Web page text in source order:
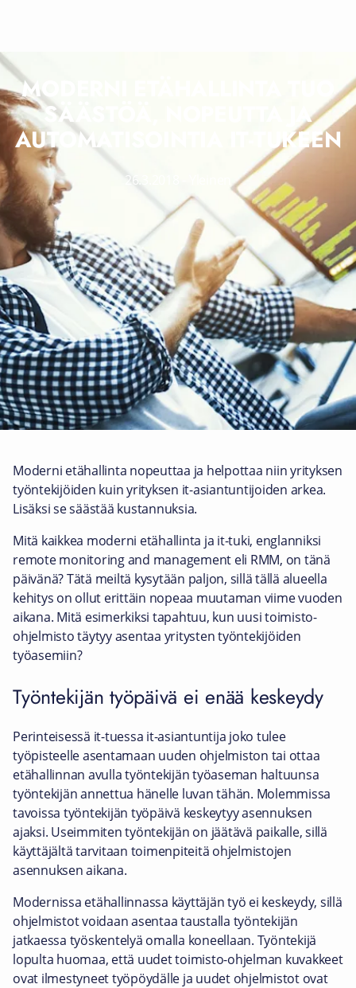
MODERNI ETÄHALLINTA TUO
SÄÄSTÖÄ, NOPEUTTA JA
AUTOMATISOINTIA IT-TUKEEN
26.3.2018
Moderni etähallinta nopeuttaa ja helpottaa niin yrityksen
työntekijöiden kuin yrityksen it-asiantuntijoiden arkea.
Lisäksi se säästää kustannuksia.
Mitä kaikkea moderni etähallinta ja it-tuki, englanniksi
remote monitoring and management eli RMM, on tänä
päivänä? Tätä meiltä kysytään paljon, sillä tällä alueella
kehitys on ollut erittäin nopeaa muutaman viime vuoden
aikana. Mitä esimerkiksi tapahtuu, kun uusi toimisto-
ohjelmisto täytyy asentaa yritysten työntekijöiden
työasemiin?
Työntekijän työpäivä ei enää keskeydy
Perinteisessä it-tuessa it-asiantuntija joko tulee
työpisteelle asentamaan uuden ohjelmiston tai ottaa
etähallinnan avulla työntekijän työaseman haltuunsa
työntekijän annettua hänelle luvan tähän. Molemmissa
tavoissa työntekijän työpäivä keskeytyy asennuksen
ajaksi. Useimmiten työntekijän on jäätävä paikalle, sillä
käyttäjältä tarvitaan toimenpiteitä ohjelmistojen
asennuksen aikana.
Modernissa etähallinnassa käyttäjän työ ei keskeydy, sillä
ohjelmistot voidaan asentaa taustalla työntekijän
jatkaessa työskentelyä omalla koneellaan. Työntekijä
lopulta huomaa, että uudet toimisto-ohjelman kuvakkeet
ovat ilmestyneet työpöydälle ja uudet ohjelmistot ovat